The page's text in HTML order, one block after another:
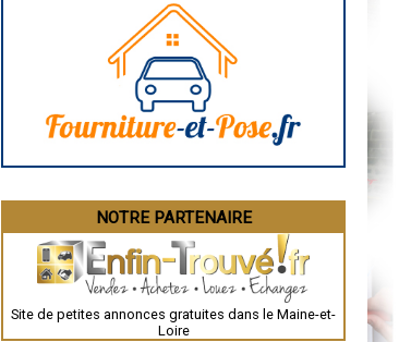
Brive-la-Gaillarde
Guéret
Besançon
Évreux
Chartres
Nîmes
Auch
NOTRE PARTENAIRE
Site de petites annonces gratuites dans le Maine-et-
Loire